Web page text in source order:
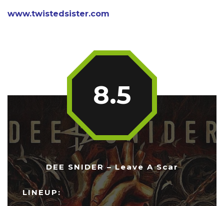
www.twistedsister.com
DEE SNIDER – Leave A Scar
LINEUP:
8.5